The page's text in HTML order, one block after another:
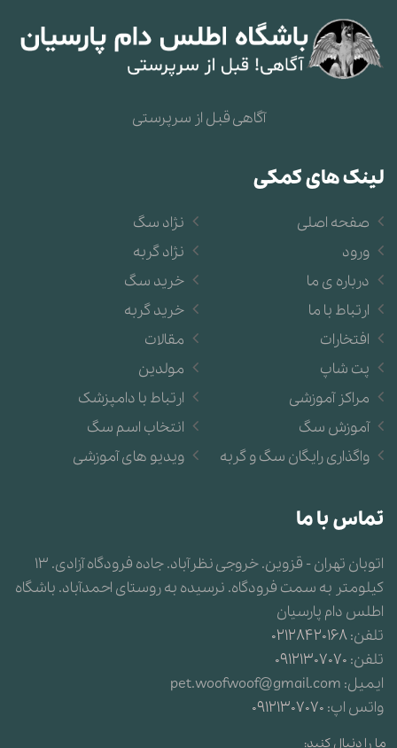
آگاهی قبل از سرپرستی
لینک های کمکی
نژاد سگ
نژاد گربه
خرید سگ
خرید گربه
مقالات
مولدین
ارتباط با دامپزشک
انتخاب اسم سگ
ویدیو های آموزشی
صفحه اصلی
ورود
درباره ی ما
ارتباط با ما
افتخارات
پت شاپ
مراکز آموزشی
آموزش سگ
واگذاری رایگان سگ و گربه
تماس با ما
اتوبان تهران - قزوین. خروجی نظرآباد. جاده فرودگاه آزادی. 13
کیلومتر به سمت فرودگاه. نرسیده به روستای احمدآباد. باشگاه
اطلس دام پارسیان
تلفن:02128420168
تلفن: 09121307070
ایمیل: pet.woofwoof@gmail.com
واتس اپ: 09121307070
ما را دنبال کنید: